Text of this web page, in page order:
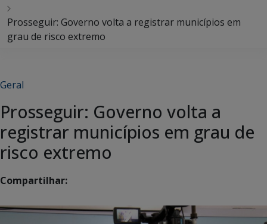
Prosseguir: Governo volta a registrar municípios em
grau de risco extremo
Geral
Prosseguir: Governo volta a
registrar municípios em grau de
risco extremo
Compartilhar: